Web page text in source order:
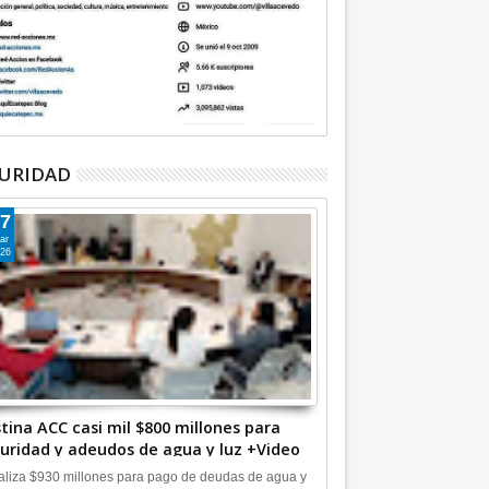
ACC casi mil $800 millones para
y adeudos de agua y luz +Video
$930 millones para pago de deudas de agua y